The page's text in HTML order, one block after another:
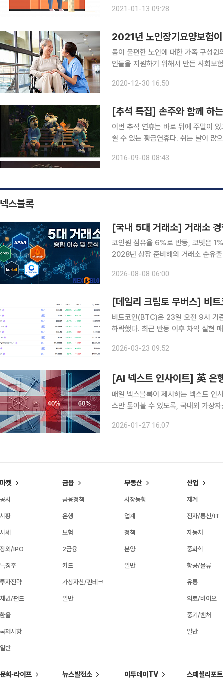
최소 가입 기간(10년)을 채웠을 경우
2021-01-13 09:28
2021년 노인장기요양보험
몸이 불편한 노인에 대한 가족 구성
인들을 지원하기 위해서 만든 사회보
터 달라진다. 지난 12월 22일
2020-12-30 16:50
[추석 특집] 손주와 함께 하
이번 추석 연휴는 바로 뒤에 주말이
쉴 수 있는 황금연휴다. 쉬는 날이 많
근질근질할 테니, 그럴 땐 아이들을
2016-09-08 08:43
넥스블록
[국내 5대 거래소] 거래소 경
코인원 점유율 6%로 반등, 코빗은
2028년 상장 준비해외 거래소 순유출
휴 안정성 확보로 빠르게 넓어지고 있
2026-08-08 06:00
[데일리 크립토 무버스] 비
비트코인(BTC)은 23일 오전 9시 기
하락했다. 최근 반등 이후 차익 실현
면서 투자자들의 관망 심리가 일부 반
2026-03-23 09:52
[AI 넥스트 인사이트] 英 은
매일 넥스블록이 제시하는 넥스트
스만 톺아볼 수 있도록, 국내외 가상
차단하거나 지연시키고 있다. 영국 금
2026-01-27 16:07
마켓
공시
시황
시세
장외/IPO
특징주
투자전략
채권/펀드
환율
국제시황
일반
금융
금융정책
은행
보험
2금융
카드
가상자산/핀테크
일반
부동산
시장동향
업계
정책
분양
일반
산업
재계
전자/통신/IT
자동차
중화학
항공/물류
유통
의료/바이오
중기/벤처
일반
문화·라이프 뉴스발전소 이투데이TV 스페셜리포트